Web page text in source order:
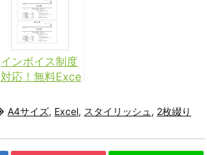
インボイス制度
対応！無料Exce
ート（A4 × 3枚
印刷可能）
A4サイズ, Excel, スタイリッシュ , 2枚綴り